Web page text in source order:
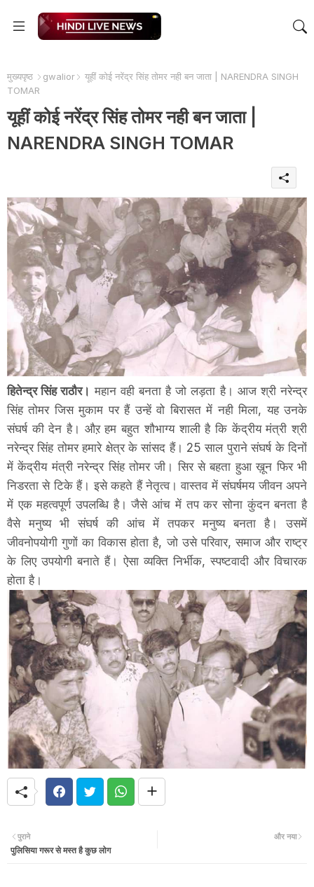
मुख्यपृष्ठ gwalior
यूहीं कोई नरेंद्र सिंह तोमर नही बन जाता | NARENDRA SINGH
TOMAR
यूहीं कोई नरेंद्र सिंह तोमर नही बन जाता |
NARENDRA SINGH TOMAR
हितेन्द्र सिंह राठौर। महान वही बनता है जो लड़ता है। आज श्री नरेन्द्र
सिंह तोमर जिस मुकाम पर हैं उन्हें वो बिरासत में नही मिला, यह उनके
संघर्ष की देन है। औऱ हम बहुत शौभाग्य शाली है कि केंद्रीय मंत्री श्री
नरेन्द्र सिंह तोमर हमारे क्षेत्र के सांसद हैं। 25 साल पुराने संघर्ष के दिनों
में केंद्रीय मंत्री नरेन्द्र सिंह तोमर जी। सिर से बहता हुआ ख़ून फिर भी
निडरता से टिके हैं। इसे कहते हैं नेतृत्व। वास्तव में संघर्षमय जीवन अपने
में एक महत्वपूर्ण उपलब्धि है। जैसे आंच में तप कर सोना कुंदन बनता है
वैसे मनुष्य भी संघर्ष की आंच में तपकर मनुष्य बनता है। उसमें
जीवनोपयोगी गुणों का विकास होता है, जो उसे परिवार, समाज और राष्ट्र
के लिए उपयोगी बनाते हैं। ऐसा व्यक्ति निर्भीक, स्पष्टवादी और विचारक
होता है।
और नया
पुराने
पुलिसिया गरूर से मस्त है कुछ लोग